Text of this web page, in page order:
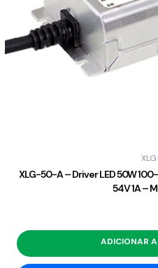
XLG-50-A – Driver LED 50W
54V 1A –
ADICIONAR